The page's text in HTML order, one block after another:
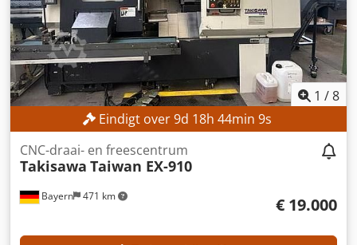
1 /8
Eindigt over9d 18h 44min 8s
Bayern 471 km
CNC-draai- en freescentrum
Takisawa Taiwan EX-910
€ 19.000